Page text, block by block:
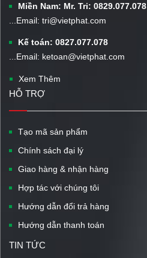
Miền Nam: Mr. Tri: 0829.077.078
...Email: tri@vietphat.com
Kế toán: 0827.077.078
...Email: ketoan@vietphat.com
Xem Thêm
HỖ TRỢ
Tạo mã sản phẩm
Chính sách đại lý
Giao hàng & nhận hàng
Hợp tác với chúng tôi
Hướng dẫn đổi trả hàng
Hướng dẫn thanh toán
TIN TỨC